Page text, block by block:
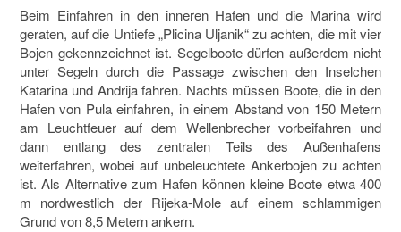
Beim Einfahren in den inneren Hafen und die Marina wird
geraten, auf die Untiefe „Plicina Uljanik“ zu achten, die mit vier
Bojen gekennzeichnet ist. Segelboote dürfen außerdem nicht
unter Segeln durch die Passage zwischen den Inselchen
Katarina und Andrija fahren. Nachts müssen Boote, die in den
Hafen von Pula einfahren, in einem Abstand von 150 Metern
am Leuchtfeuer auf dem Wellenbrecher vorbeifahren und
dann entlang des zentralen Teils des Außenhafens
weiterfahren, wobei auf unbeleuchtete Ankerbojen zu achten
ist. Als Alternative zum Hafen können kleine Boote etwa 400
m nordwestlich der Rijeka-Mole auf einem schlammigen
Grund von 8,5 Metern ankern.